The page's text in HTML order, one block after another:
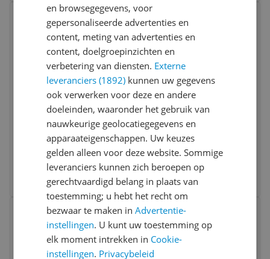
Vergelijken
Nikon 62mm Soft Focus Filter
€ 64,44 -3%
Bekijk meer informatie
Bekijk product
Vergelijken
Bekijk product
en browsegegevens, voor
gepersonaliseerde advertenties en
content, meting van advertenties en
content, doelgroepinzichten en
verbetering van diensten. Externe
leveranciers (1892) kunnen uw gegevens
ook verwerken voor deze en andere
doeleinden, waaronder het gebruik van
nauwkeurige geolocatiegegevens en
apparaateigenschappen. Uw keuzes
gelden alleen voor deze website. Sommige
leveranciers kunnen zich beroepen op
gerechtvaardigd belang in plaats van
toestemming; u hebt het recht om
bezwaar te maken inAdvertentie-
instellingen. U kunt uw toestemming op
elk moment intrekken in Cookie-
instellingen. Privacybeleid